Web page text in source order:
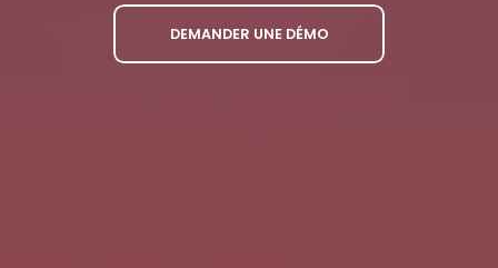
DEMANDER UNE DÉMO